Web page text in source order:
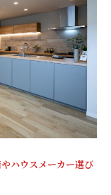
ハウスメーカー選び